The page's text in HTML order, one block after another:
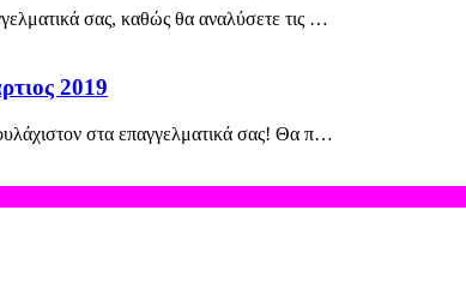
σας, καθώς θα αναλύσετε τις …
2019
στα επαγγελματικά σας! Θα π…